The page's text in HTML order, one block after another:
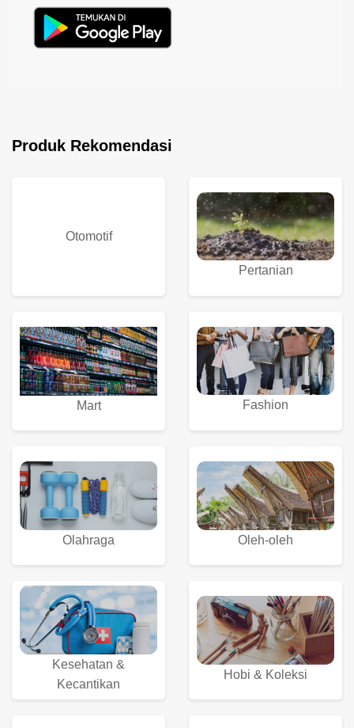
Produk Rekomendasi
Otomotif
Pertanian
Mart Fashion
Olahraga Oleh-oleh
Kesehatan &
Kecantikan
Hobi & Koleksi